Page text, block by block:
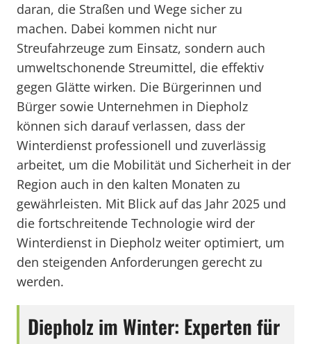
daran, die Straßen und Wege sicher zu
machen. Dabei kommen nicht nur
Streufahrzeuge zum Einsatz, sondern auch
umweltschonende Streumittel, die effektiv
gegen Glätte wirken. Die Bürgerinnen und
Bürger sowie Unternehmen in Diepholz
können sich darauf verlassen, dass der
Winterdienst professionell und zuverlässig
arbeitet, um die Mobilität und Sicherheit in der
Region auch in den kalten Monaten zu
gewährleisten. Mit Blick auf das Jahr 2025 und
die fortschreitende Technologie wird der
Winterdienst in Diepholz weiter optimiert, um
den steigenden Anforderungen gerecht zu
werden.
Diepholz im Winter: Experten für